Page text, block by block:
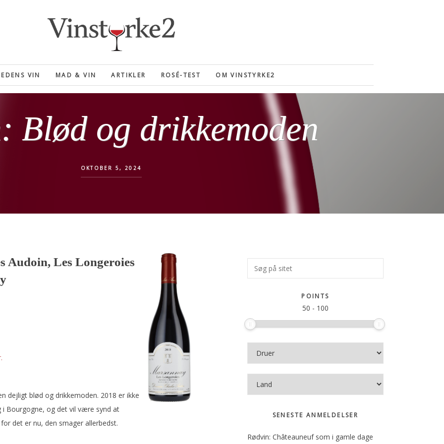
VIN MAD & VIN ARTIKLER ROSÉ-TEST OM VINSTYRKE2
Blød og drikkemoden
OKTOBER 5, 2024
Audoin, Les Longeroies
dejligt blød og drikkemoden. 2018 er ikke
Bourgogne, og det vil være synd at
det er nu, den smager allerbedst.
Primær
Sidebar
Søg
på
POINTS
50 - 100
SENESTE ANMELDELSER
Rødvin: Châteauneuf som i gamle dage